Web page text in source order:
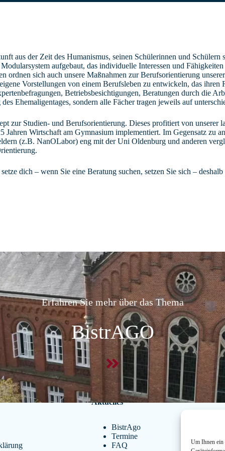
Um Ihnen ein
aus der Zeit des Humanismus, seinen Schülerinnen und
aufgebaut, das individuelle Interessen und
ordnen sich auch unsere Maßnahmen zur Berufsorientierung
Vorstellungen von einem Berufsleben zu entwickeln, das
Betriebsbesichtigungen, Beratungen durch die
Ehemaligentages, sondern alle Fächer tragen jeweils auf
zur Studien- und Berufsorientierung. Dieses profitiert von
Wirtschaft am Gymnasium implementiert. Im Gegensatz zu
(z.B. NanOLabor) eng mit der Uni Oldenburg und anderen
dich – wenn Sie eine Beratung suchen, setzen Sie sich –
Erfahren Sie mehr über das Thema
BistrAGO
Aktuelles
BistrAgo
Termine
FAQ